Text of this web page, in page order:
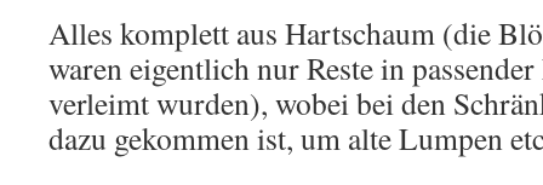
Alles komplett aus Hartschaum (die
waren eigentlich nur Reste in
verleimt wurden), wobei bei den
dazu gekommen ist, um alte Lumpen